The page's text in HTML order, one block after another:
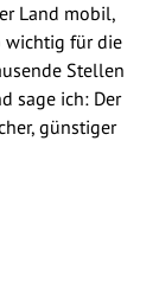
Land mobil,
wichtig für die
Stellen
sage ich: Der
günstiger